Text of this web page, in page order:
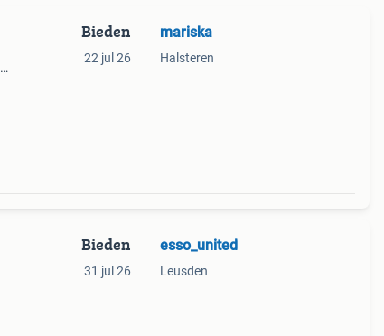
Bieden
22 jul 26
mariska
Halsteren
Bieden
31 jul 26
esso_united
Leusden